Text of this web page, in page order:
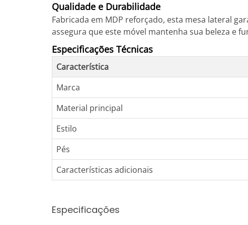
Qualidade e Durabilidade
Fabricada em MDP reforçado, esta mesa lateral
assegura que este móvel mantenha sua beleza e
Especificações Técnicas
Característica
Marca
Material principal
Estilo
Pés
Características adicionais
Especificações